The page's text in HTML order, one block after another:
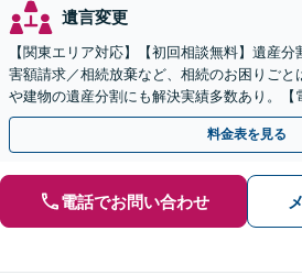
遺言変更
【関東エリア対応】【初回相談無料】遺産
害額請求／相続放棄など、相続のお困りごと
や建物の遺産分割にも解決実績多数あり。【
可】遺言書作成や財産の整理など生前対策も
料金表を見る
電話でお問い合わせ